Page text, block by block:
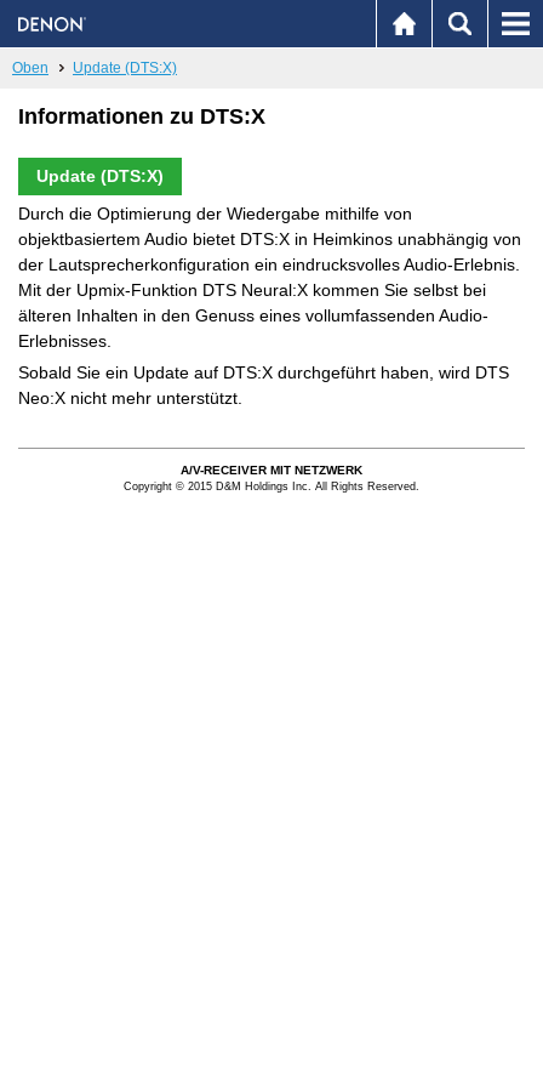
Oben Update (DTS:X)
Informationen zu DTS:X
Update (DTS:X)
Durch die Optimierung der Wiedergabe mithilfe von
objektbasiertem Audio bietet DTS:X in Heimkinos unabhängig von
der Lautsprecherkonfiguration ein eindrucksvolles Audio-Erlebnis.
Mit der Upmix-Funktion DTS Neural:X kommen Sie selbst bei
älteren Inhalten in den Genuss eines vollumfassenden Audio-
Erlebnisses.
Sobald Sie ein Update auf DTS:X durchgeführt haben, wird DTS
Neo:X nicht mehr unterstützt.
A/V-RECEIVER MIT NETZWERK
Copyright © 2015 D&M Holdings Inc. All Rights Reserved.